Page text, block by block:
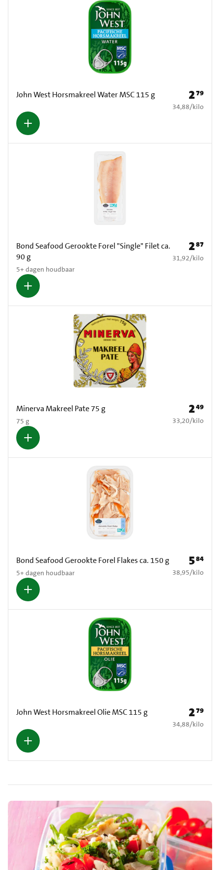
John West Horsmakreel Water MSC 115 g Prijs: €
279
€ 34,88 per kilo
34,88/kilo
Bond Seafood Gerookte Forel "Single" Filet ca.
90 g
5+ dagen houdbaar
Prijs: €
287
€ 31,92 per kilo
31,92/kilo
Minerva Makreel Pate 75 g
75 g
Prijs: €
249
€ 33,20 per kilo
33,20/kilo
Bond Seafood Gerookte Forel Flakes ca. 150 g
5+ dagen houdbaar
Prijs: €
584
€ 38,95 per kilo
38,95/kilo
John West Horsmakreel Olie MSC 115 g Prijs: €
279
€ 34,88 per kilo
34,88/kilo